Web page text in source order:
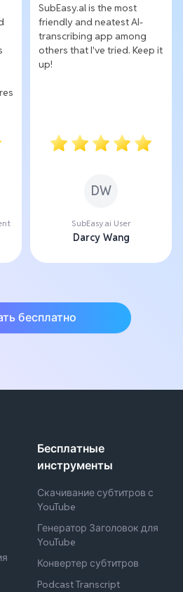
SubEasy.al is the most
friendly and neatest AI-
transcribing app among
others that I've tried. Keep it
up!
DW
SubEasy.ai User
Darcy Wang
бесплатно
Бесплатные
инструменты
Скачивание субтитров с
YouTube
Генератор Заголовок для
YouTube
Конвертер субтитров
Podcast Transcript